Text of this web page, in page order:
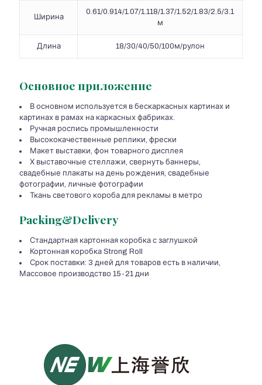
Ширина
0.61/0.914/1.07/1.118/1.37/1.52/1.83/2.5/3.1
м
Длина 18/30/40/50/100м/рулон
Основное приложение
В основном используется в бескаркасных картинах и
картинах в рамах на каркасных фабриках.
Ручная роспись промышленности
Высококачественные реплики, фрески
Макет выставки, фон товарного дисплея
Х выставочные стеллажи, свернуть баннеры,
свадебные плакаты на день рождения, свадебные
фотографии, личные фотографии
Ткань светового короба для рекламы в метро
Packing&Delivery
Стандартная картонная коробка с заглушкой
Кортонная коробка Strong Roll
Срок поставки: 3 дней для товаров есть в наличии,
Массовое производство 15-21 дни